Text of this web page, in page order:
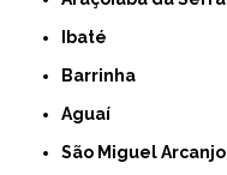
Ibaté
Barrinha
Aguaí
São Miguel Arcanjo